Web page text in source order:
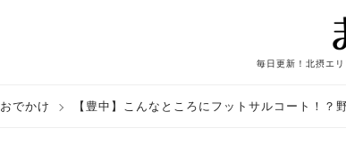
毎日更新！北摂エ
おでかけ 【豊中】こんなところにフットサルコート！？